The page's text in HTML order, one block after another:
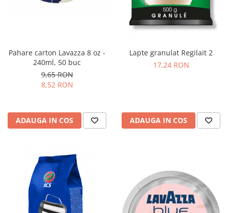
Pahare carton Lavazza 8 oz -
240ml, 50 buc
9,65 RON
8,52 RON
ADAUGA IN COS
Lapte granulat Regilait 2
17,24 RON
ADAUGA IN COS